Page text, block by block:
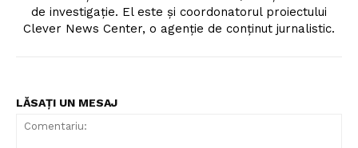
de investigație. El este și coordonatorul proiectului
Clever News Center, o agenție de conținut jurnalistic.
LĂSAȚI UN MESAJ